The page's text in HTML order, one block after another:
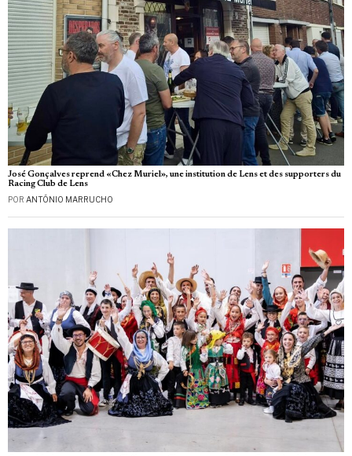
José Gonçalves reprend «Chez Muriel», une institution de Lens et des supporters du
Racing Club de Lens
POR ANTÓNIO MARRUCHO